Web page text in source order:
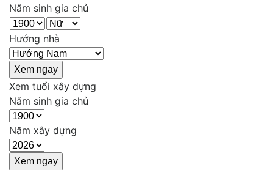
Năm sinh gia chủ
Hướng nhà
Xem tuổi xây dựng
Năm sinh gia chủ
Năm xây dựng